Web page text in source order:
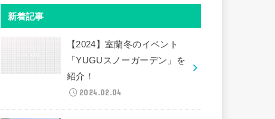
新着記事
【2024】室蘭冬のイベント
「YUGUスノーガーデン」を
紹介！
2024.02.04